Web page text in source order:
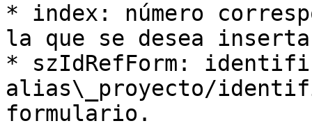
* index: número
la que se desea
* szIdRefForm:
alias\_proyecto/
formulario.